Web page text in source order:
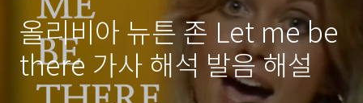
올리비아 뉴튼 존 Let me be
there 가사 해석 발음 해설